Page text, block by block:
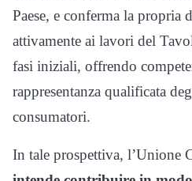
Paese, e conferma la propria
attivamente ai lavori del
fasi iniziali, offrendo
rappresentanza qualificata
consumatori.
In tale prospettiva, l’Unione